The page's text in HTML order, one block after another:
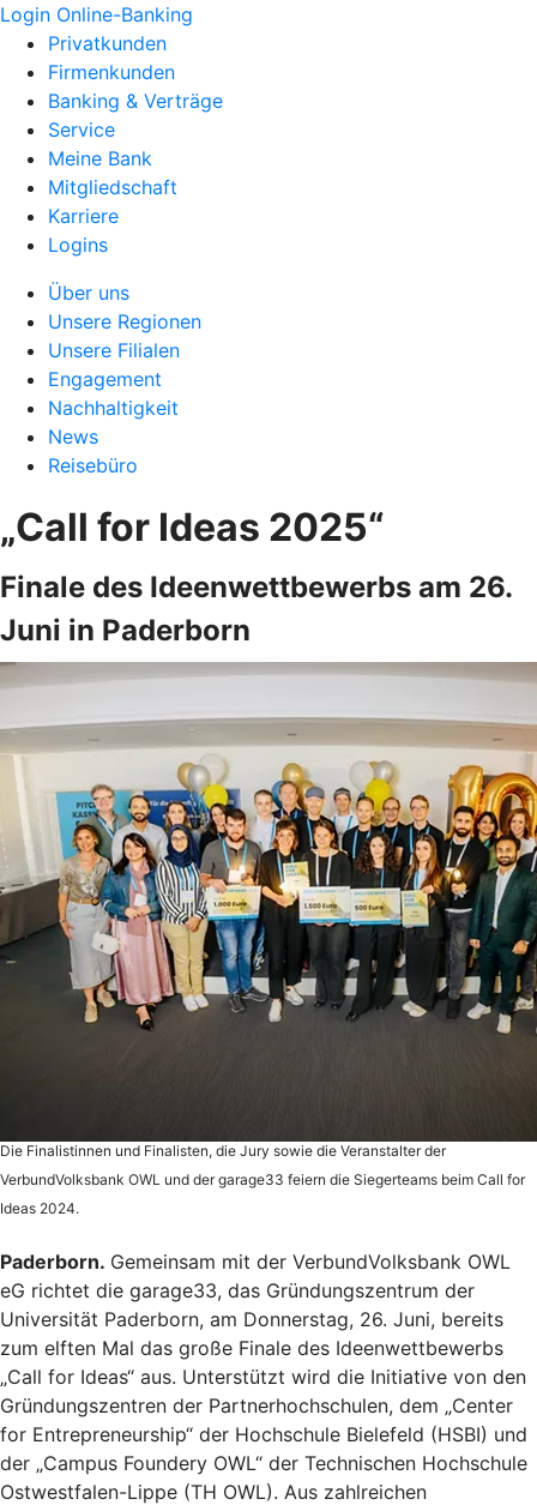
Login Online-Banking
Privatkunden
Firmenkunden
Banking & Verträge
Service
Meine Bank
Mitgliedschaft
Karriere
Logins
Über uns
Unsere Regionen
Unsere Filialen
Engagement
Nachhaltigkeit
News
Reisebüro
„Call for Ideas 2025“
Finale des Ideenwettbewerbs am 26.
Juni in Paderborn
Die Finalistinnen und Finalisten, die Jury sowie die Veranstalter der
VerbundVolksbank OWL und der garage33 feiern die Siegerteams beim Call for
Ideas 2024.
Paderborn. Gemeinsam mit der VerbundVolksbank OWL
eG richtet die garage33, das Gründungszentrum der
Universität Paderborn, am Donnerstag, 26. Juni, bereits
zum elften Mal das große Finale des Ideenwettbewerbs
„Call for Ideas“ aus. Unterstützt wird die Initiative von den
Gründungszentren der Partnerhochschulen, dem „Center
for Entrepreneurship“ der Hochschule Bielefeld (HSBI) und
der „Campus Foundery OWL“ der Technischen Hochschule
Ostwestfalen-Lippe (TH OWL). Aus zahlreichen